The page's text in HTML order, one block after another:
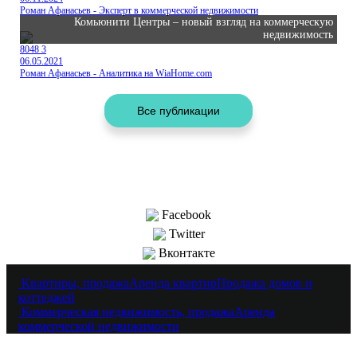
Роман Афанасьев - Эксперт в коммерческой недвижимости
Комьюнити Центры – новый взгляд на коммерческую
недвижимость
8048 3
06.05.2021
Роман Афанасьев - Аналитика на WiaHome.com
Facebook
Twitter
Вконтакте
Квартиры, продажаАренда квартирПродажа домов и
коттеджей
Коммерческая недвижимость, продажаАренда
коммерческой недвижимости